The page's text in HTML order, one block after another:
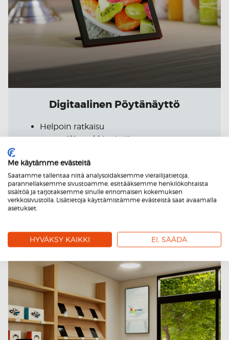
Digitaalinen Pöytänäyttö
Helpoin ratkaisu
myymälämarkkinointiin
Edullisempi kuin printti – sijoita
minne vain, videot pyörivät heti
Me käytämme evästeitä
Saatamme tallentaa niitä analysoidaksemme vierailijatietoja,
parannellaksemme sivustoamme, esittääksemme henkilökohtaista
sisältöä ja tarjotaksemme sinulle erinomaisen kokemuksen
verkkosivustolla. Lisätietoja käyttämistämme evästeistä saat avaamalla
asetukset.
HYVÄKSY KAIKKI EI, SÄÄDÄ